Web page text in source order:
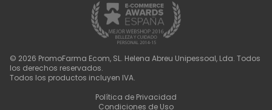
© 2026 PromoFarma Ecom, SL. Helena Abreu Unipessoal, Lda. Todos
los derechos reservados.
Todos los productos incluyen IVA.
Política de Privacidad
Condiciones de Uso